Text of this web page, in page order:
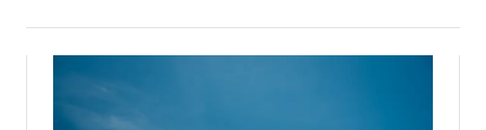
提案します。深い森に囲まれた比地大滝は、沖縄本島内では
一番の高さ25.7ｍを誇り、水量の豊富な滝で、迫力満点のロ
ケーションです。